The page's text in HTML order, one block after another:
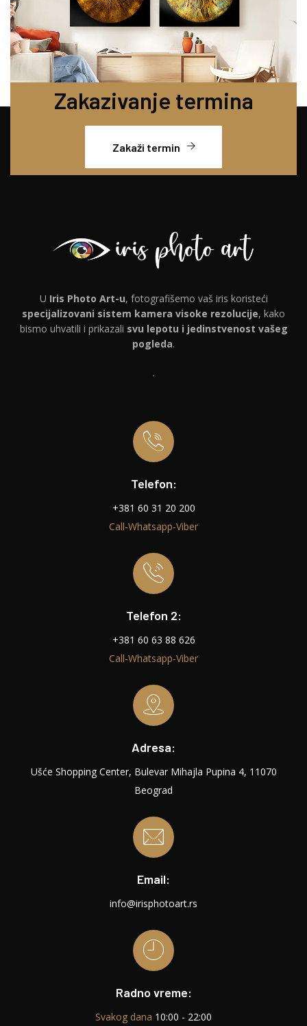
Zakazivanje termina
Zakaži termin
U Iris Photo Art-u, fotografišemo vaš iris koristeći
specijalizovani sistem kamera visoke rezolucije, kako
bismo uhvatili i prikazali svu lepotu i jedinstvenost vašeg
pogleda.
.
Telefon:
+381 60 31 20 200
Call-Whatsapp-Viber
Telefon 2:
+381 60 63 88 626
Call-Whatsapp-Viber
Adresa:
Ušće Shopping Center, Bulevar Mihajla Pupina 4, 11070
Beograd
Email:
info@irisphotoart.rs
Radno vreme:
Svakog dana 10:00 - 22:00